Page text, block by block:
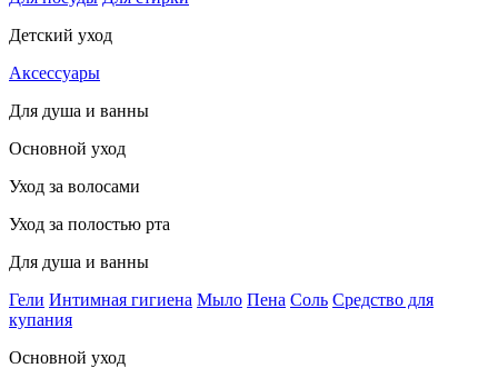
Детский уход
Аксессуары
Для душа и ванны
Основной уход
Уход за волосами
Уход за полостью рта
Для душа и ванны
Гели Интимная гигиена Мыло Пена Соль Средство для
купания
Основной уход